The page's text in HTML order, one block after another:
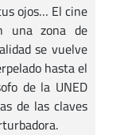
ojos… El cine
una zona de
se vuelve
hasta el
de la UNED
de las claves